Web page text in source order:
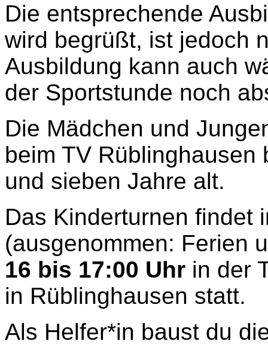
Die entsprechende
wird begrüßt, ist jedoch
Ausbildung kann auch
der Sportstunde noch
Die Mädchen und
beim TV
und sieben Jahre alt.
Das Kinderturnen findet
(ausgenommen: Ferien
16 bis 17:00 Uhr in der
in Rüblinghausen statt.
Als Helfer*in baust du